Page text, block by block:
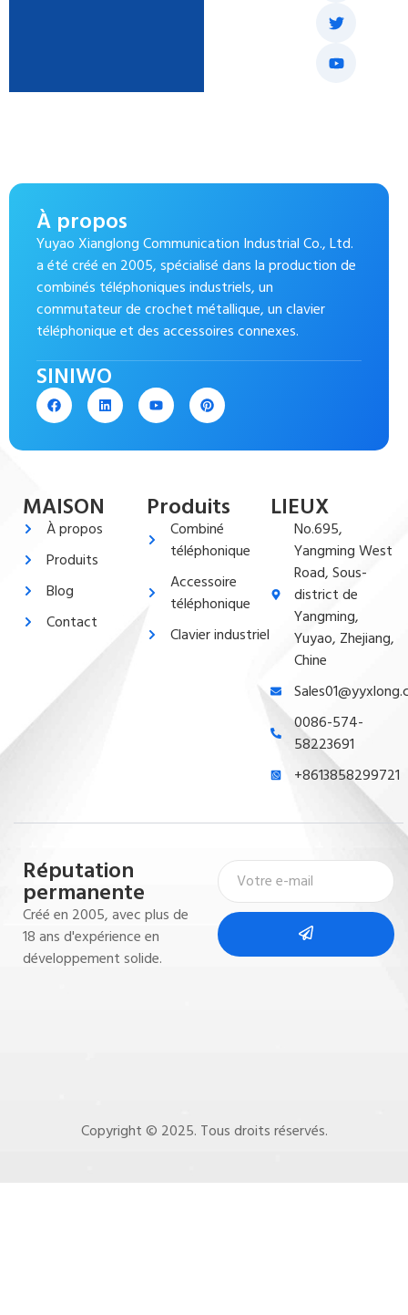
À propos
Yuyao Xianglong Communication Industrial Co., Ltd.
a été créé en 2005, spécialisé dans la production de
combinés téléphoniques industriels, un
commutateur de crochet métallique, un clavier
téléphonique et des accessoires connexes.
SINIWO
MAISON
À propos
Produits
Blog
Contact
Produits
Combiné
téléphonique
Accessoire
téléphonique
Clavier industriel
LIEUX
No.695,
Yangming West
Road, Sous-
district de
Yangming,
Yuyao, Zhejiang,
Chine
0086-574-
58223691
+8613858299721
Réputation
permanente
Créé en 2005, avec plus de
18 ans d'expérience en
développement solide.
Copyright © 2025. Tous droits réservés.